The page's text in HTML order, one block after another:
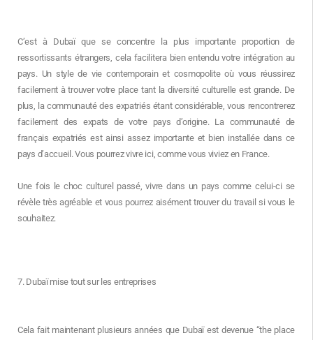
C’est à Dubaï que se concentre la plus importante proportion de
ressortissants étrangers, cela facilitera bien entendu votre intégration au
pays. Un style de vie contemporain et cosmopolite où vous réussirez
facilement à trouver votre place tant la diversité culturelle est grande. De
plus, la communauté des expatriés étant considérable, vous rencontrerez
facilement des expats de votre pays d’origine. La communauté de
français expatriés est ainsi assez importante et bien installée dans ce
pays d’accueil. Vous pourrez vivre ici, comme vous viviez en France.
Une fois le choc culturel passé, vivre dans un pays comme celui-ci se
révèle très agréable et vous pourrez aisément trouver du travail si vous le
souhaitez.
7. Dubaï mise tout sur les entreprises
Cela fait maintenant plusieurs années que Dubaï est devenue “the place